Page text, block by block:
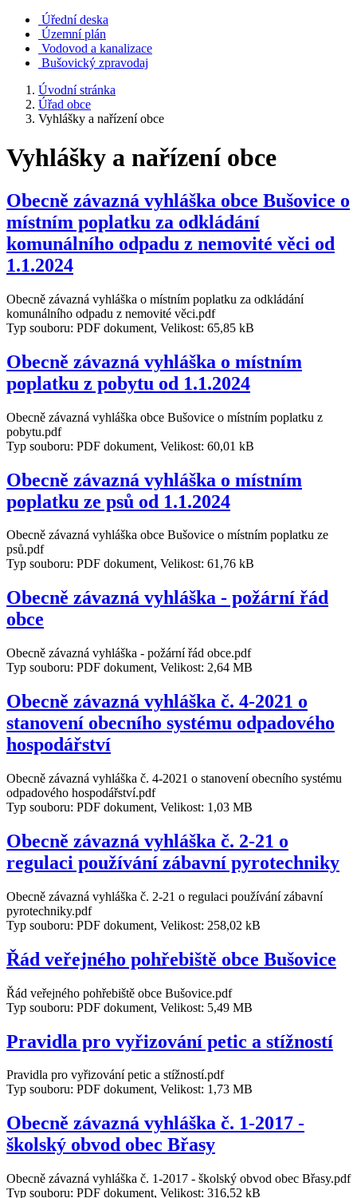
Úřední deska
Územní plán
Vodovod a kanalizace
Bušovický zpravodaj
Úvodní stránka
Úřad obce
Vyhlášky a nařízení obce
Vyhlášky a nařízení obce
Obecně závazná vyhláška obce Bušovice o
místním poplatku za odkládání
komunálního odpadu z nemovité věci od
1.1.2024
Obecně závazná vyhláška o místním poplatku za odkládání
komunálního odpadu z nemovité věci.pdf
Typ souboru: PDF dokument, Velikost: 65,85 kB
Obecně závazná vyhláška o místním
poplatku z pobytu od 1.1.2024
Obecně závazná vyhláška obce Bušovice o místním poplatku z
pobytu.pdf
Typ souboru: PDF dokument, Velikost: 60,01 kB
Obecně závazná vyhláška o místním
poplatku ze psů od 1.1.2024
Obecně závazná vyhláška obce Bušovice o místním poplatku ze
psů.pdf
Typ souboru: PDF dokument, Velikost: 61,76 kB
Obecně závazná vyhláška - požární řád
obce
Obecně závazná vyhláška - požární řád obce.pdf
Typ souboru: PDF dokument, Velikost: 2,64 MB
Obecně závazná vyhláška č. 4-2021 o
stanovení obecního systému odpadového
hospodářství
Obecně závazná vyhláška č. 4-2021 o stanovení obecního systému
odpadového hospodářství.pdf
Typ souboru: PDF dokument, Velikost: 1,03 MB
Obecně závazná vyhláška č. 2-21 o
regulaci používání zábavní pyrotechniky
Obecně závazná vyhláška č. 2-21 o regulaci používání zábavní
pyrotechniky.pdf
Typ souboru: PDF dokument, Velikost: 258,02 kB
Řád veřejného pohřebiště obce Bušovice
Řád veřejného pohřebiště obce Bušovice.pdf
Typ souboru: PDF dokument, Velikost: 5,49 MB
Pravidla pro vyřizování petic a stížností
Pravidla pro vyřizování petic a stížností.pdf
Typ souboru: PDF dokument, Velikost: 1,73 MB
Obecně závazná vyhláška č. 1-2017 -
školský obvod obec Břasy
Obecně závazná vyhláška č. 1-2017 - školský obvod obec Břasy.pdf
Typ souboru: PDF dokument, Velikost: 316,52 kB